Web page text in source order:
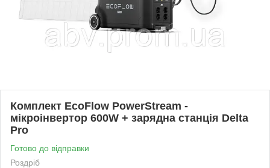
Комплект EcoFlow PowerStream -
мікроінвертор 600W + зарядна станція Delta
Pro
Готово до відправки
Роздріб